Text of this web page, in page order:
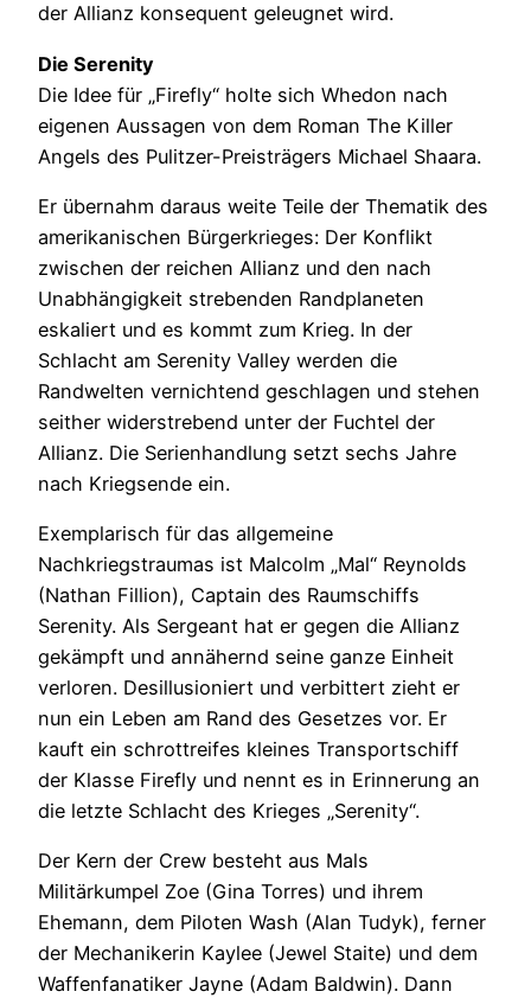
der Allianz konsequent geleugnet wird.
Die Serenity
Die Idee für „Firefly“ holte sich Whedon nach
eigenen Aussagen von dem Roman The Killer
Angels des Pulitzer-Preisträgers Michael Shaara.
Er übernahm daraus weite Teile der Thematik des
amerikanischen Bürgerkrieges: Der Konflikt
zwischen der reichen Allianz und den nach
Unabhängigkeit strebenden Randplaneten
eskaliert und es kommt zum Krieg. In der
Schlacht am Serenity Valley werden die
Randwelten vernichtend geschlagen und stehen
seither widerstrebend unter der Fuchtel der
Allianz. Die Serienhandlung setzt sechs Jahre
nach Kriegsende ein.
Exemplarisch für das allgemeine
Nachkriegstraumas ist Malcolm „Mal“ Reynolds
(Nathan Fillion), Captain des Raumschiffs
Serenity. Als Sergeant hat er gegen die Allianz
gekämpft und annähernd seine ganze Einheit
verloren. Desillusioniert und verbittert zieht er
nun ein Leben am Rand des Gesetzes vor. Er
kauft ein schrottreifes kleines Transportschiff
der Klasse Firefly und nennt es in Erinnerung an
die letzte Schlacht des Krieges „Serenity“.
Der Kern der Crew besteht aus Mals
Militärkumpel Zoe (Gina Torres) und ihrem
Ehemann, dem Piloten Wash (Alan Tudyk), ferner
der Mechanikerin Kaylee (Jewel Staite) und dem
Waffenfanatiker Jayne (Adam Baldwin). Dann